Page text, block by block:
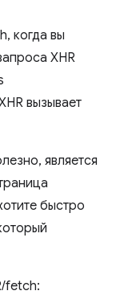
когда вы
XHR
вызывает
является
быстро
fetch: